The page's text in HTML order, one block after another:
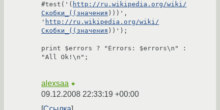
#test('( http://ru.wikipedia.org/wiki/
Скобки_((значения )))',
' http://ru.wikipedia.org/wiki/
Скобки_((значения ))');
print $errors ? "Errors: $errors\n" :
"All Ok!\n";
alexsaa ★
09.12.2008 22:33:19 +00:00